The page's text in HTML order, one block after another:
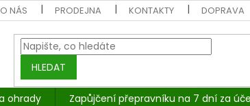
O NÁS PRODEJNA KONTAKTY DOPRAVA
HLEDAT
ohrady Zapůjčení přepravníku na 7 dní za